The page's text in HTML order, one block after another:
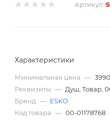
Артикул:
Характеристики
Минимальная цена —
Реквизиты — Душ, Товар,
Бренд — ESKO
Код товара — 00-01178768